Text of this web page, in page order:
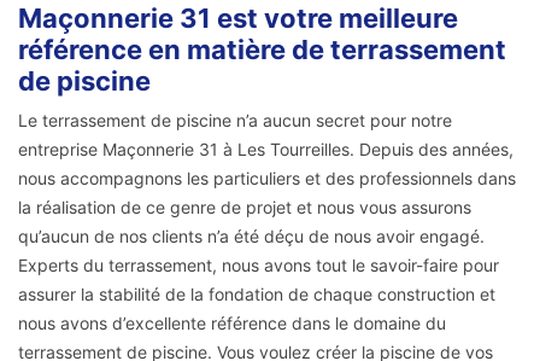
Maçonnerie 31 est votre meilleure
référence en matière de terrassement
de piscine
Le terrassement de piscine n’a aucun secret pour notre
entreprise Maçonnerie 31 à Les Tourreilles. Depuis des années,
nous accompagnons les particuliers et des professionnels dans
la réalisation de ce genre de projet et nous vous assurons
qu’aucun de nos clients n’a été déçu de nous avoir engagé.
Experts du terrassement, nous avons tout le savoir-faire pour
assurer la stabilité de la fondation de chaque construction et
nous avons d’excellente référence dans le domaine du
terrassement de piscine. Vous voulez créer la piscine de vos